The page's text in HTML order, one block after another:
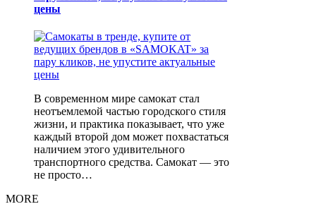
цены
В современном мире самокат стал
неотъемлемой частью городского стиля
жизни, и практика показывает, что уже
каждый второй дом может похвастаться
наличием этого удивительного
транспортного средства. Самокат — это
не просто…
MORE